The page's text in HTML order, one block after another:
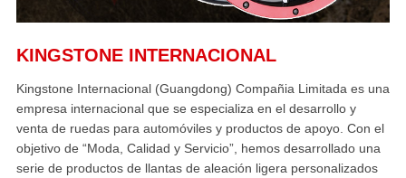
KINGSTONE INTERNACIONAL
Kingstone Internacional (Guangdong) Compañia Limitada es una
empresa internacional que se especializa en el desarrollo y
venta de ruedas para automóviles y productos de apoyo. Con el
objetivo de “Moda, Calidad y Servicio”, hemos desarrollado una
serie de productos de llantas de aleación ligera personalizados